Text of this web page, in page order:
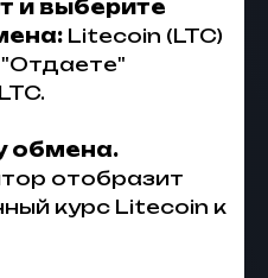
и выберите
Litecoin (LTC)
обмена.
отобразит
курс Litecoin к